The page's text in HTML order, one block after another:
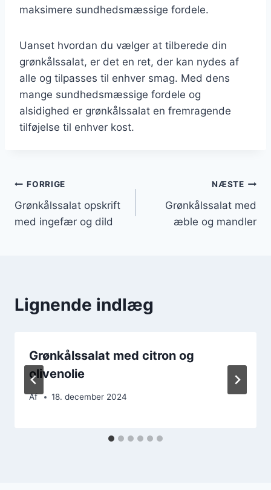
maksimere sundhedsmæssige fordele.
Uanset hvordan du vælger at tilberede din
grønkålssalat, er det en ret, der kan nydes af
alle og tilpasses til enhver smag. Med dens
mange sundhedsmæssige fordele og
alsidighed er grønkålssalat en fremragende
tilføjelse til enhver kost.
Indlægsnavigation
FORRIGE
Grønkålssalat opskrift
med ingefær og dild
NÆSTE
Grønkålssalat med
æble og mandler
Lignende indlæg
Grønkålssalat med citron og
olivenolie
Af 18. december 2024